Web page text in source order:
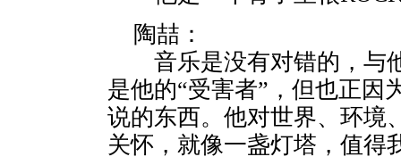
陶喆：
音乐是没有对错的，与
是他的“受害者”，但也正因
说的东西。他对世界、环境
关怀，就像一盏灯塔，值得